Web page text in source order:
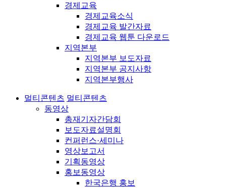
경제교육
경제교육소식
경제교육 발간자료
경제교육 웹툰 다운로드
지역본부
지역본부 보도자료
지역본부 공지사항
지역본부행사
멀티콘텐츠 멀티콘텐츠
동영상
총재기자간담회
보도자료설명회
컨퍼런스·세미나
영상보고서
기획동영상
홍보동영상
한국은행 홍보